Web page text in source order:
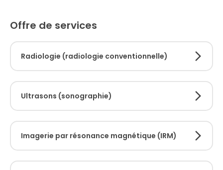
Offre de services
Radiologie (radiologie conventionnelle)
Ultrasons (sonographie)
Imagerie par résonance magnétique (IRM)